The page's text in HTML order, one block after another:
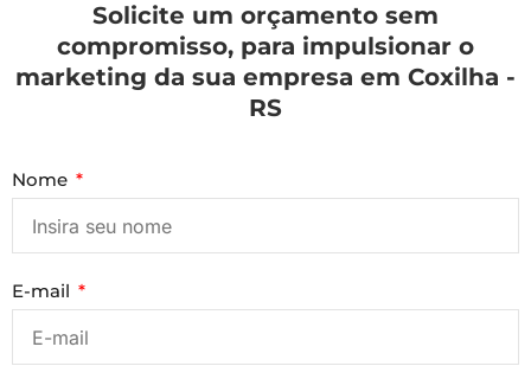
Solicite um orçamento sem
compromisso, para impulsionar o
marketing da sua empresa em Coxilha -
RS
Nome
E-mail